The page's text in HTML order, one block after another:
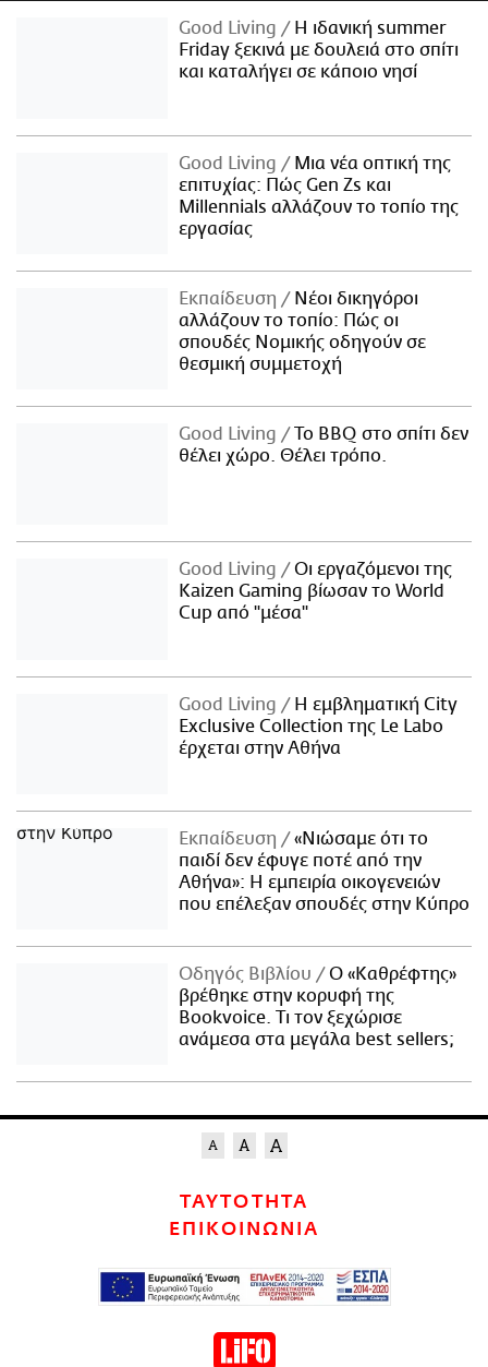
Good Living
Η ιδανική summer
Friday ξεκινά με δουλειά στο σπίτι
και καταλήγει σε κάποιο νησί
Good Living
Μια νέα οπτική της
επιτυχίας: Πώς Gen Zs και
Millennials αλλάζουν το τοπίο της
εργασίας
Εκπαίδευση
Νέοι δικηγόροι
αλλάζουν το τοπίο: Πώς οι
σπουδές Νομικής οδηγούν σε
θεσμική συμμετοχή
Good Living
Το BBQ στο σπίτι δεν
θέλει χώρο. Θέλει τρόπο.
Good Living
Οι εργαζόμενοι της
Kaizen Gaming βίωσαν το World
Cup από "μέσα"
Good Living
Η εμβληματική City
Exclusive Collection της Le Labo
έρχεται στην Αθήνα
Εκπαίδευση
«Νιώσαμε ότι το
παιδί δεν έφυγε ποτέ από την
Αθήνα»: Η εμπειρία οικογενειών
που επέλεξαν σπουδές στην Κύπρο
Οδηγός Βιβλίου
Ο «Καθρέφτης»
βρέθηκε στην κορυφή της
Bookvoice. Τι τον ξεχώρισε
ανάμεσα στα μεγάλα best sellers;
ΤΑΥΤΟΤΗΤΑ
ΕΠΙΚΟΙΝΩΝΙΑ